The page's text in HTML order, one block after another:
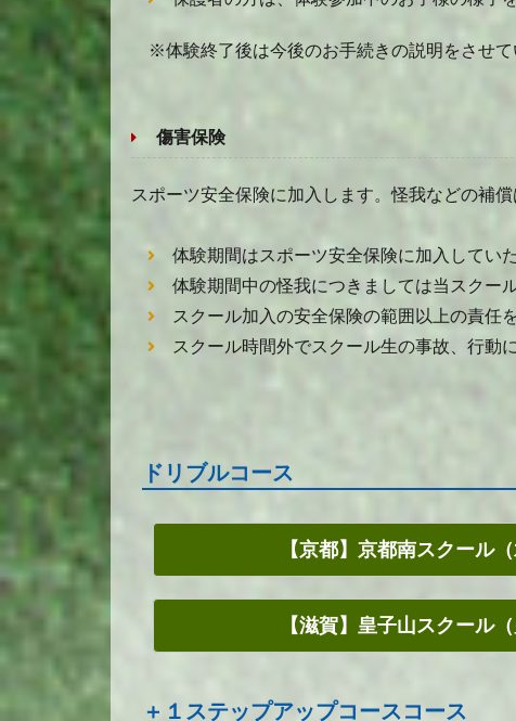
※体験終了後は今後のお手続きの説明をさせて
傷害保険
スポーツ安全保険に加入します。怪我などの補
体験期間はスポーツ安全保険に加入してい
体験期間中の怪我につきましては当スクー
スクール加入の安全保険の範囲以上の責任
スクール時間外でスクール生の事故、行動
ドリブルコース
【京都】京都南スクール（
【滋賀】皇子山スクール（
＋１ステップアップコースコース